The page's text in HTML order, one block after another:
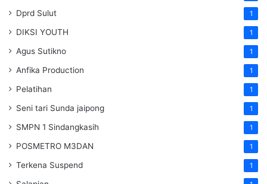
Dprd Sulut 1
DIKSI YOUTH 1
Agus Sutikno 1
Anfika Production 1
Pelatihan 1
Seni tari Sunda jaipong 1
SMPN 1 Sindangkasih 1
POSMETRO M3DAN 1
Terkena Suspend 1